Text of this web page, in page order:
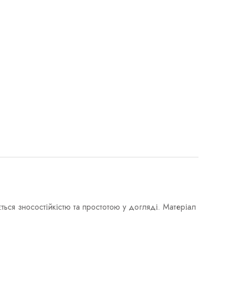
зносостійкістю та простотою у догляді. Матеріал